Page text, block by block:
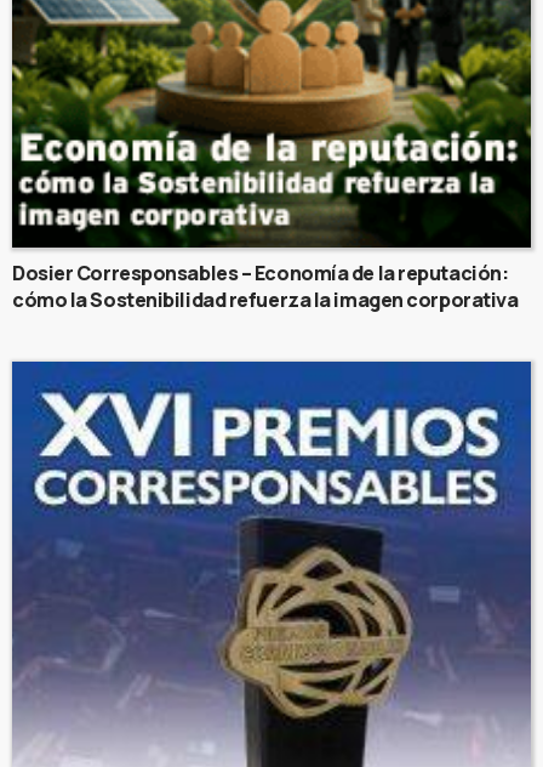
Dosier Corresponsables – Economía de la reputación:
cómo la Sostenibilidad refuerza la imagen corporativa